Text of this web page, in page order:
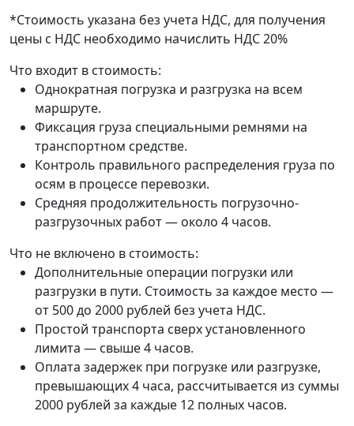
*Стоимость указана без учета НДС, для получения
цены с НДС необходимо начислить НДС 20%
Что входит в стоимость:
Однократная погрузка и разгрузка на всем
маршруте.
Фиксация груза специальными ремнями на
транспортном средстве.
Контроль правильного распределения груза по
осям в процессе перевозки.
Средняя продолжительность погрузочно-
разгрузочных работ — около 4 часов.
Что не включено в стоимость:
Дополнительные операции погрузки или
разгрузки в пути. Стоимость за каждое место —
от 500 до 2000 рублей без учета НДС.
Простой транспорта сверх установленного
лимита — свыше 4 часов.
Оплата задержек при погрузке или разгрузке,
превышающих 4 часа, рассчитывается из суммы
2000 рублей за каждые 12 полных часов.